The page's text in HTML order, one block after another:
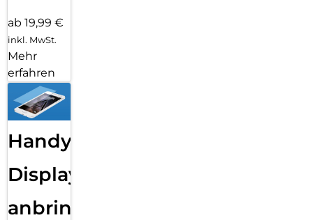
ab 19,99 €
inkl. MwSt.
Mehr
erfahren
Handy
Displayfolie
anbringen